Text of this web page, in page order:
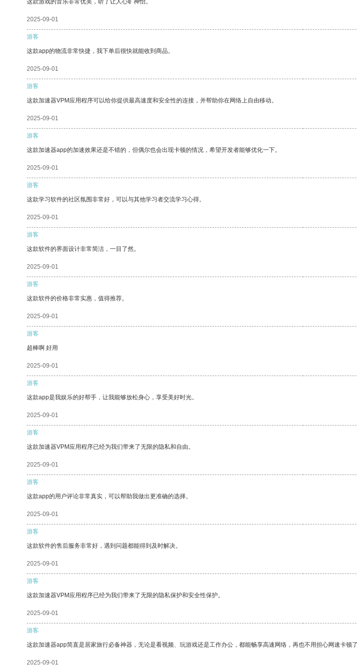
这款游戏的音乐非常优美，听了让人心旷神怡。
2025-09-01
游客
这款app的物流非常快捷，我下单后很快就能收到商品。
2025-09-01
游客
这款加速器VPM应用程序可以给你提供最高速度和安全性的连接，并帮助你在网络上自由移动。
2025-09-01
游客
这款加速器app的加速效果还是不错的，但偶尔也会出现卡顿的情况，希望开发者能够优化一下。
2025-09-01
游客
这款学习软件的社区氛围非常好，可以与其他学习者交流学习心得。
2025-09-01
游客
这款软件的界面设计非常简洁，一目了然。
2025-09-01
游客
这款软件的价格非常实惠，值得推荐。
2025-09-01
游客
超棒啊 好用
2025-09-01
游客
这款app是我娱乐的好帮手，让我能够放松身心，享受美好时光。
2025-09-01
游客
这款加速器VPM应用程序已经为我们带来了无限的隐私和自由。
2025-09-01
游客
这款app的用户评论非常真实，可以帮助我做出更准确的选择。
2025-09-01
游客
这款软件的售后服务非常好，遇到问题都能得到及时解决。
2025-09-01
游客
这款加速器VPM应用程序已经为我们带来了无限的隐私保护和安全性保护。
2025-09-01
游客
这款加速器app简直是居家旅行必备神器，无论是看视频、玩游戏还是工作办公，都能畅享高速网络，再也不用担心网速卡
2025-09-01